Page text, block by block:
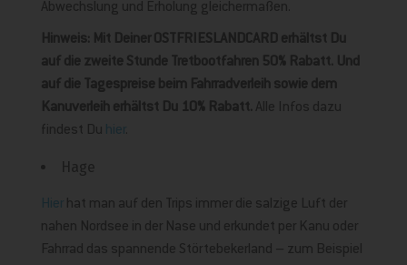
Abwechslung und Erholung gleichermaßen.
Hinweis: Mit Deiner OSTFRIESLANDCARD erhältst Du
auf die zweite Stunde Tretbootfahren 50% Rabatt. Und
auf die Tagespreise beim Fahrradverleih sowie dem
Kanuverleih erhältst Du 10% Rabatt. Alle Infos dazu
findest Du hier
Hage
Hier hat man auf den Trips immer die salzige Luft der
nahen Nordsee in der Nase und erkundet per Kanu oder
Fahrrad das spannende Störtebekerland – zum Beispiel